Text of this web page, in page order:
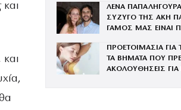
ΛΕΝΑ ΠΑΠΑΛΗΓΟΥΡΑ
ΣΥΖΥΓΟ ΤΗΣ ΑΚΗ
ΓΑΜΟΣ ΜΑΣ ΕΙΝΑΙ
ΦΑΝΤΑΣΤΕΙ
ΠΡΟΕΤΟΙΜΑΣΙΑ ΓΙΑ
ΤΑ ΒΗΜΑΤΑ ΠΟΥ
ΑΚΟΛΟΥΘΗΣΕΙΣ ΓΙΑ